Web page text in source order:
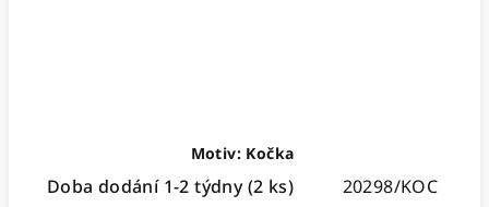
Motiv: Kočka
Doba dodání 1-2 týdny(2 ks) 20298/KOC